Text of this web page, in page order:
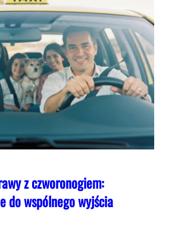
z czworonogiem:
do wspólnego wyjścia